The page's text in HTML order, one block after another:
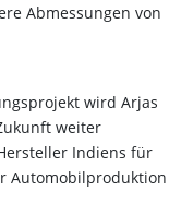
Abmessungen von
wird Arjas
weiter
Indiens für
Automobilproduktion